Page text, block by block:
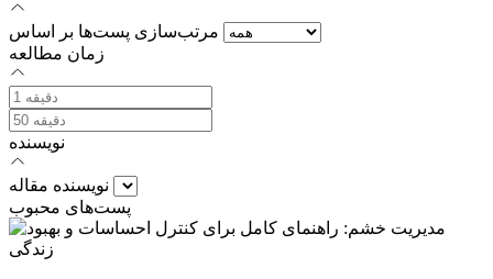
مرتب‌سازی پست‌ها بر اساس
زمان مطالعه
نویسنده
نویسنده مقاله
پست‌های محبوب